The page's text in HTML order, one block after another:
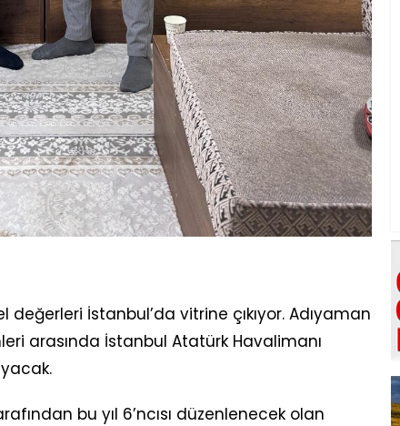
değerleri İstanbul’da vitrine çıkıyor. Adıyaman
arasında İstanbul Atatürk Havalimanı
bu yıl 6’ncısı düzenlenecek olan